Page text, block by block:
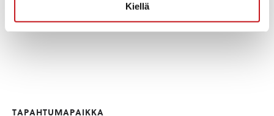
Kiellä
TAPAHTUMAPAIKKA